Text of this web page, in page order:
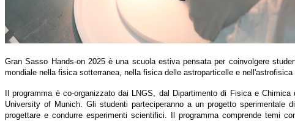
Gran Sasso Hands-on 2025 è una scuola estiva pensata per coinvolgere
mondiale nella fisica sotterranea, nella fisica delle astroparticelle e nell'astrofisica
Il programma è co-organizzato dai LNGS, dal Dipartimento di Fisica e
University of Munich. Gli studenti parteciperanno a un progetto
progettare e condurre esperimenti scientifici. Il programma comprende temi